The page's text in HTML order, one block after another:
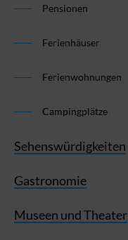
Pensionen
Ferienhäuser
Ferienwohnungen
Campingplätze
Sehenswürdigkeiten
Gastronomie
Museen und Theater